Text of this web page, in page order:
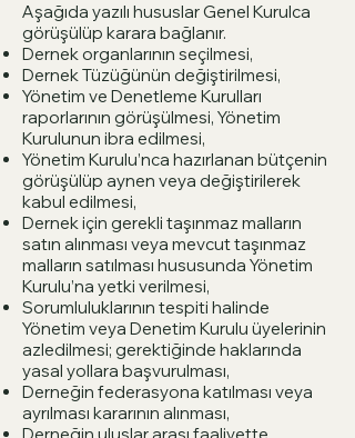
Aşağıda yazılı hususlar Genel Kurulca
görüşülüp karara bağlanır.
Dernek organlarının seçilmesi,
Dernek Tüzüğünün değiştirilmesi,
Yönetim ve Denetleme Kurulları
raporlarının görüşülmesi, Yönetim
Kurulunun ibra edilmesi,
Yönetim Kurulu’nca hazırlanan bütçenin
görüşülüp aynen veya değiştirilerek
kabul edilmesi,
Dernek için gerekli taşınmaz malların
satın alınması veya mevcut taşınmaz
malların satılması hususunda Yönetim
Kurulu’na yetki verilmesi,
Sorumluluklarının tespiti halinde
Yönetim veya Denetim Kurulu üyelerinin
azledilmesi; gerektiğinde haklarında
yasal yollara başvurulması,
Derneğin federasyona katılması veya
ayrılması kararının alınması,